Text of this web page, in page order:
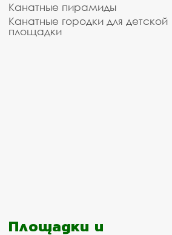
Канатные пирамиды
Канатные городки для детской
площадки
Площадки и